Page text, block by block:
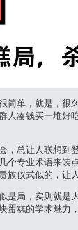
简单，就是，很
人凑钱买一堆好
，总让人联想到
个专业术语来装
族仪式似的，让
是局，实则就是
蛋糕的学术魅力